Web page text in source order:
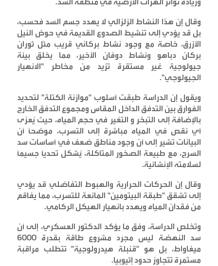
وقال إن هذا النشاط الزلزالي لا يهدد جسم السد فحسب،
بل قد يؤدي إلى تنشيط الصدوع القديمة في حوض النيل
الأزرق، خاصة مع وجود نشاط بركاني قريب مثل ثوران
بركان دباهو ونشاط دوفان الأخير، مما يخلق بيئة
جيولوجية غير مستقرة تزيد من مخاطر "الانهيار
الجيولوجي".
ويقول إن الدراسة طبقت أسلوب "موازنة الكتلة" لتحديد
الفوارق بين التدفق الداخل المقاس ومجموع التدفق الخارج
بالإضافة إلى التبخر و التغير في حجم المياه، حيث يُعزى
أي نقص في المياه مباشرة إلى التسرب، موضحاً أن
البيانات تشير إلى أن وجود مناطق ضعف في أساسات سد
السرج، مع طبيعة الصخور المتآكلة، يُشكل تحدياً جسيماً
لسلامته الإنشائية.
وقال إن الحركات الحرارية والهبوط التفاضلي قد يؤدي
إلى تشقق "طبقة البيتومين" المانعة للتسرب، مما يفاقم
من فقدان المياه ويهدد بانهيار الهيكل الركامي.
وتخلص الدراسة، وفق ما يؤكد الدكتور العسكري، إلى أن
سد النهضة ليس مجرد مشروع طاقة بقدرة 6000
ميغاواط، بل هو "قنبلة هيدرولوجية" تتطلب مراقبة
مستمرة تتجاوز حدود إثيوبيا.